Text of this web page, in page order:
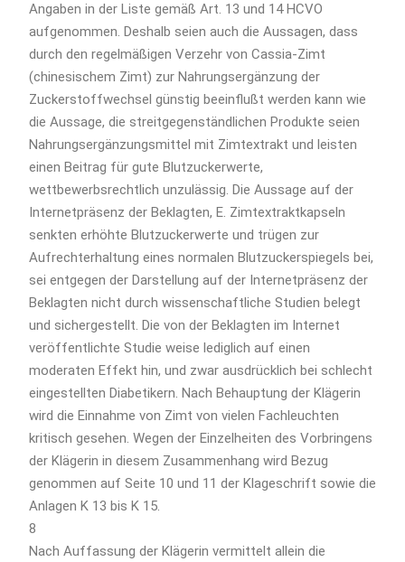
Angaben in der Liste gemäß Art. 13 und 14 HCVO
aufgenommen. Deshalb seien auch die Aussagen, dass
durch den regelmäßigen Verzehr von Cassia-Zimt
(chinesischem Zimt) zur Nahrungsergänzung der
Zuckerstoffwechsel günstig beeinflußt werden kann wie
die Aussage, die streitgegenständlichen Produkte seien
Nahrungsergänzungsmittel mit Zimtextrakt und leisten
einen Beitrag für gute Blutzuckerwerte,
wettbewerbsrechtlich unzulässig. Die Aussage auf der
Internetpräsenz der Beklagten, E. Zimtextraktkapseln
senkten erhöhte Blutzuckerwerte und trügen zur
Aufrechterhaltung eines normalen Blutzuckerspiegels bei,
sei entgegen der Darstellung auf der Internetpräsenz der
Beklagten nicht durch wissenschaftliche Studien belegt
und sichergestellt. Die von der Beklagten im Internet
veröffentlichte Studie weise lediglich auf einen
moderaten Effekt hin, und zwar ausdrücklich bei schlecht
eingestellten Diabetikern. Nach Behauptung der Klägerin
wird die Einnahme von Zimt von vielen Fachleuchten
kritisch gesehen. Wegen der Einzelheiten des Vorbringens
der Klägerin in diesem Zusammenhang wird Bezug
genommen auf Seite 10 und 11 der Klageschrift sowie die
Anlagen K 13 bis K 15.
8
Nach Auffassung der Klägerin vermittelt allein die